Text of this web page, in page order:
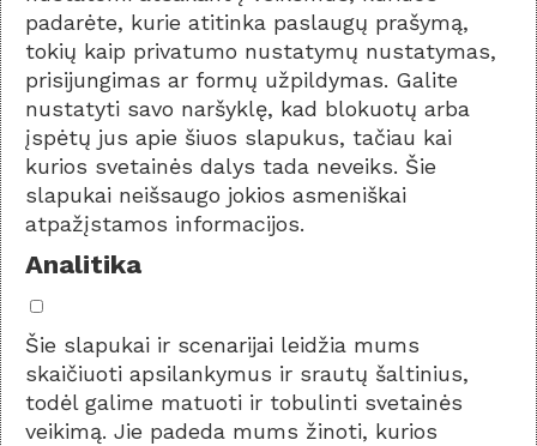
padarėte, kurie atitinka paslaugų prašymą,
tokių kaip privatumo nustatymų nustatymas,
prisijungimas ar formų užpildymas. Galite
nustatyti savo naršyklę, kad blokuotų arba
įspėtų jus apie šiuos slapukus, tačiau kai
kurios svetainės dalys tada neveiks. Šie
slapukai neišsaugo jokios asmeniškai
atpažįstamos informacijos.
Analitika
Šie slapukai ir scenarijai leidžia mums
skaičiuoti apsilankymus ir srautų šaltinius,
todėl galime matuoti ir tobulinti svetainės
veikimą. Jie padeda mums žinoti, kurios